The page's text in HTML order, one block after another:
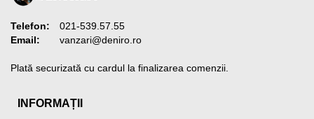
Telefon:
021-539.57.55
Email:
vanzari@deniro.ro
Plată securizată cu cardul la finalizarea comenzii.
INFORMAȚII